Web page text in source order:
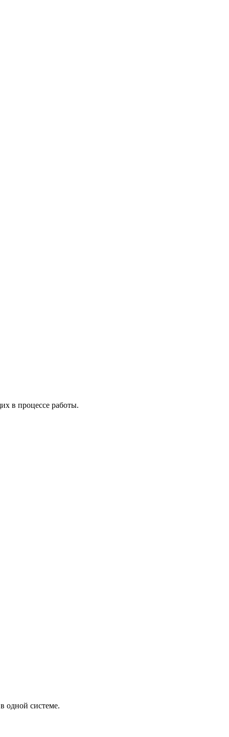
в процессе работы.
одной системе.